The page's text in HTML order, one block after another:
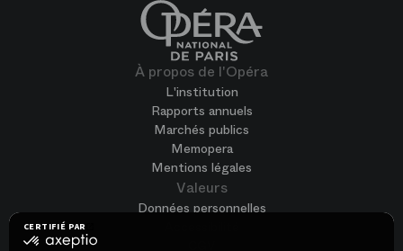
CERTIFIÉ PAR
certifié
À propos de l'Opéra
L'institution
Rapports annuels
Marchés publics
Memopera
Mentions légales
Valeurs
Données personnelles